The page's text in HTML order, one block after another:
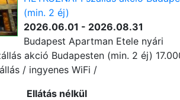
(min. 2 éj)
2026.06.01 - 2026.08.31
Budapest Apartman Etele nyári
akció Budapesten (min. 2 éj)
/ ingyenes WiFi /
Ellátás nélkül